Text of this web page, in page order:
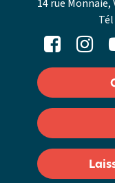
14 rue Monnaie,
Tél